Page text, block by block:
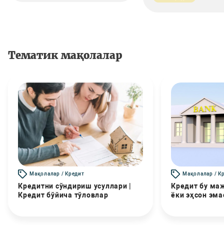
Тематик мақолалар
Мақолалар / Кредит
Кредитни сўндириш усуллари |
Кредит бўйича тўловлар
Мақолалар /
Кредит бу
ёки эҳсон